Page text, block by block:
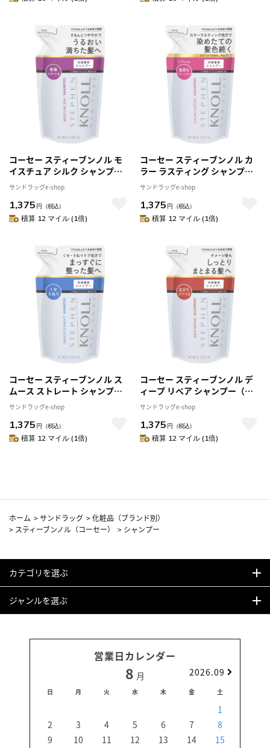
コーセー スティーブンノル モ
イスチュア シルク シャンプー
（詰め替え用） 380mL
サンドラッグe-shop
1,375 円 （税込）
積算 12 マイル (1倍)
コーセー スティーブンノル カ
ラー ラスティング シャンプー
（詰め替え用） 380mL
サンドラッグe-shop
1,375 円 （税込）
積算 12 マイル (1倍)
コーセー スティーブンノル ス
ムース ストレート シャンプー
（詰め替え用） 380mL
サンドラッグe-shop
1,375 円 （税込）
積算 12 マイル (1倍)
コーセー スティーブンノル デ
ィープ リペア シャンプー（詰
め替え用） 380mL
サンドラッグe-shop
1,375 円 （税込）
積算 12 マイル (1倍)
ホーム >サンドラッグ >化粧品（ブランド別）
> スティーブンノル（コーセー） > シャンプー
カテゴリを選ぶ
ジャンルを選ぶ
営業日カレンダー
8 月 2026.09
日 月 火 水 木 金 土
1
2
3 4 5 6 7
8
9
10 11 12 13 14
15